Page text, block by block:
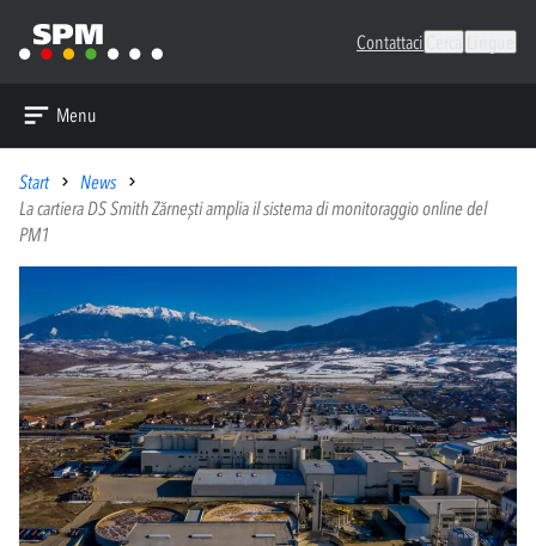
Contattaci
Menu
Start
News
La cartiera DS Smith Zărnești amplia il sistema di monitoraggio online del
PM1